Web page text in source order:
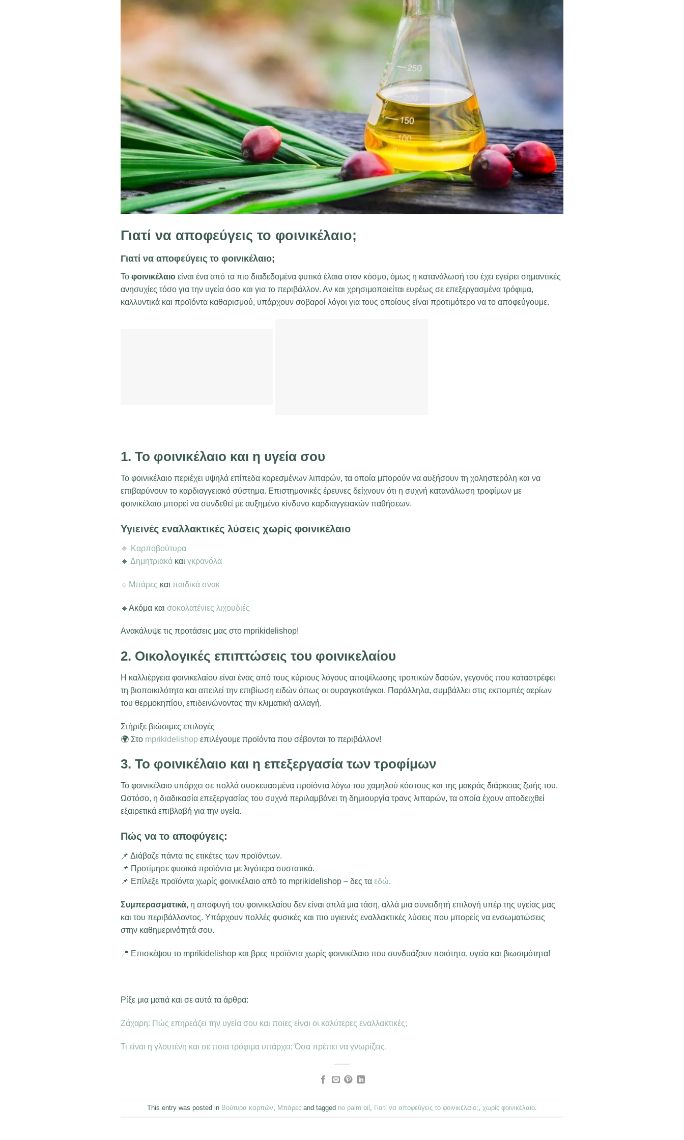
Γιατί να αποφεύγεις το φοινικέλαιο;
Γιατί να αποφεύγεις το φοινικέλαιο;
Το φοινικέλαιο είναι ένα από τα πιο διαδεδομένα φυτικά έλαια στον κόσμο, όμως η κατανάλωσή του έχει εγείρει σημαντικές
ανησυχίες τόσο για την υγεία όσο και για το περιβάλλον. Αν και χρησιμοποιείται ευρέως σε επεξεργασμένα τρόφιμα,
καλλυντικά και προϊόντα καθαρισμού, υπάρχουν σοβαροί λόγοι για τους οποίους είναι προτιμότερο να το αποφεύγουμε.
1. Το φοινικέλαιο και η υγεία σου
Το φοινικέλαιο περιέχει υψηλά επίπεδα κορεσμένων λιπαρών, τα οποία μπορούν να αυξήσουν τη χοληστερόλη και να
επιβαρύνουν το καρδιαγγειακό σύστημα. Επιστημονικές έρευνες δείχνουν ότι η συχνή κατανάλωση τροφίμων με
φοινικέλαιο μπορεί να συνδεθεί με αυξημένο κίνδυνο καρδιαγγειακών παθήσεων.
Υγιεινές εναλλακτικές λύσεις χωρίς φοινικέλαιο
🔹
Καρποβούτυρα
🔹 Δημητριακά και γκρανόλα
🔹 Μπάρες και παιδικά σνακ
🔹Ακόμα και σοκολατένιες λιχουδιές
Ανακάλυψε τις προτάσεις μας στο mprikidelishop!
2. Οικολογικές επιπτώσεις του φοινικελαίου
Η καλλιέργεια φοινικελαίου είναι ένας από τους κύριους λόγους αποψίλωσης τροπικών δασών, γεγονός που καταστρέφει
τη βιοποικιλότητα και απειλεί την επιβίωση ειδών όπως οι ουραγκοτάγκοι. Παράλληλα, συμβάλλει στις εκπομπές αερίων
του θερμοκηπίου, επιδεινώνοντας την κλιματική αλλαγή.
Στήριξε βιώσιμες επιλογές
🌍 Στο mprikidelishop επιλέγουμε προϊόντα που σέβονται το περιβάλλον!
3. Το φοινικέλαιο και η επεξεργασία των τροφίμων
Το φοινικέλαιο υπάρχει σε πολλά συσκευασμένα προϊόντα λόγω του χαμηλού κόστους και της μακράς διάρκειας ζωής του.
Ωστόσο, η διαδικασία επεξεργασίας του συχνά περιλαμβάνει τη δημιουργία τρανς λιπαρών, τα οποία έχουν αποδειχθεί
εξαιρετικά επιβλαβή για την υγεία.
Πώς να το αποφύγεις:
📌 Διάβαζε πάντα τις ετικέτες των προϊόντων.
📌 Προτίμησε φυσικά προϊόντα με λιγότερα συστατικά.
📌 Επίλεξε προϊόντα χωρίς φοινικέλαιο από το mprikidelishop – δες τα εδώ.
Συμπερασματικά, η αποφυγή του φοινικελαίου δεν είναι απλά μια τάση, αλλά μια συνειδητή επιλογή υπέρ της υγείας μας
και του περιβάλλοντος. Υπάρχουν πολλές φυσικές και πιο υγιεινές εναλλακτικές λύσεις που μπορείς να ενσωματώσεις
στην καθημερινότητά σου.
📍 Επισκέψου το mprikidelishop και βρες προϊόντα χωρίς φοινικέλαιο που συνδυάζουν ποιότητα, υγεία και βιωσιμότητα!
Ρίξε μια ματιά και σε αυτά τα άρθρα:
Ζάχαρη: Πώς επηρεάζει την υγεία σου και ποιες είναι οι καλύτερες εναλλακτικές;
Τι είναι η γλουτένη και σε ποια τρόφιμα υπάρχει; Όσα πρέπει να γνωρίζεις.
This entry was posted in Βούτυρα καρπών Μπάρες and tagged no palm oil Γιατί να αποφεύγεις το φοινικέλαιο; χωρίς φοινικέλαιο